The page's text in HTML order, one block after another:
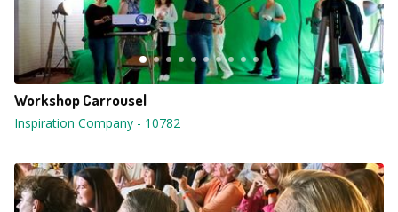
Workshop Carrousel
Inspiration Company - 10782